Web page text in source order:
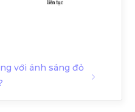
với ánh sáng đỏ